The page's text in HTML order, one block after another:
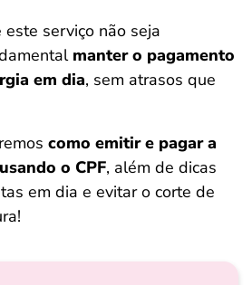
serviço não seja
manter o pagamento
em dia, sem atrasos que
como emitir e pagar a
o CPF, além de dicas
em dia e evitar o corte de